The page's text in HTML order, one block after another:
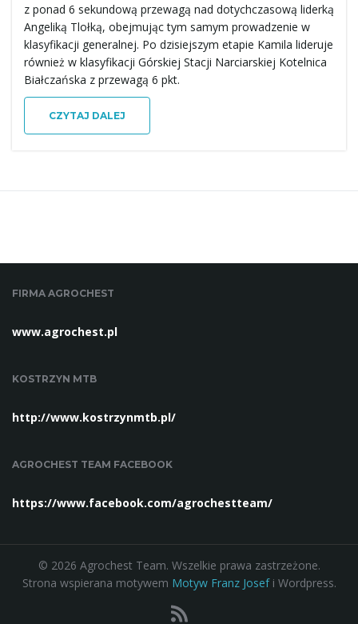
z ponad 6 sekundową przewagą nad dotychczasową liderką
Angeliką Tlołką, obejmując tym samym prowadzenie w
klasyfikacji generalnej. Po dzisiejszym etapie Kamila lideruje
również w klasyfikacji Górskiej Stacji Narciarskiej Kotelnica
Białczańska z przewagą 6 pkt.
CZYTAJ DALEJ
FIRMA AGROCHEST
www.agrochest.pl
KOSTRZYN MTB
http://www.kostrzynmtb.pl/
AGROCHEST TEAM FACEBOOK
https://www.facebook.com/agrochestteam/
© 2026 Agrochest Team. Wszelkie prawa zastrzeżone.
Strona wspierana motywem Motyw Franz Josefi Wordpress.